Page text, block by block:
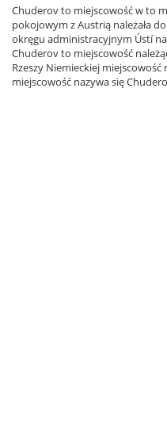
Chuderov to miejscowość w to
pokojowym z Austrią należała
okręgu administracyjnym Ústí
Chuderov to miejscowość
Rzeszy Niemieckiej miejscowość
miejscowość nazywa się